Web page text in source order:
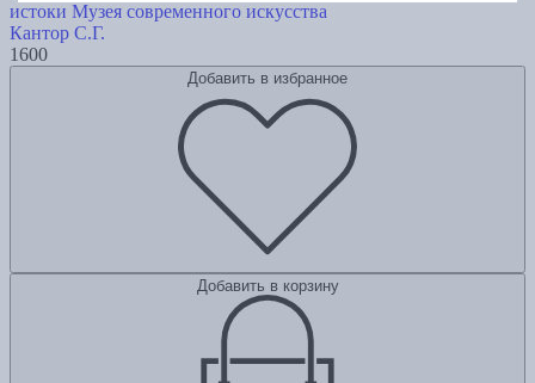
истоки Музея современного искусства
Кантор С.Г.
1600
Добавить в избранное
Добавить в корзину